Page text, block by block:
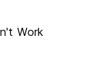
Work